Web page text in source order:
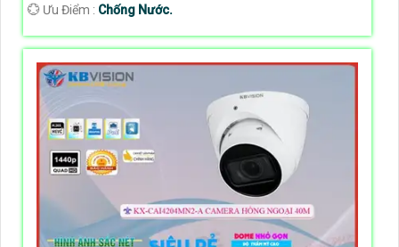
️💮 Ưu Điểm : Chống Nước.